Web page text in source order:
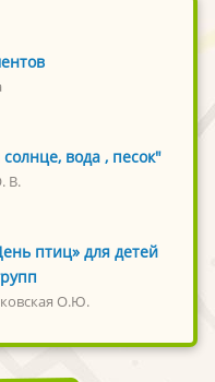
вода , песок"
В.
птиц» для детей
О.Ю.